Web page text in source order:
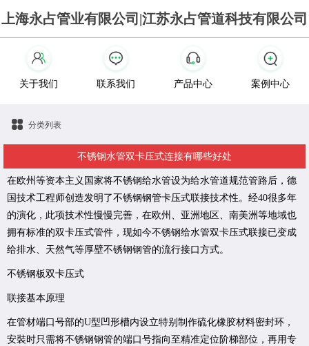
上海永占管业有限公司|江苏永占管道科技有限公司
关于我们 联系我们 产品中心 案例中心
分类列表
不锈钢水管双卡压式连接有哪些好处
在欧州等资本主义国家将不锈钢给水管设为给水管道规范管路后，德
国技术工程师创造发明了不锈钢钢管卡压式联接技术性。经40很多年
的演化，此项技术性慢慢完善，在欧州、亚洲地区、南美洲等地域也
拥有标准的双卡压式管件，现如今不锈钢给水管双卡压式联接已变成
给排水、天然气等厚壁不锈钢钢管的流行接口方式。
不锈钢板双卡压式
联接基本原理
在管材端口号部的U型凹形槽内设立特别制作硫化橡胶材料密封环，
安裝时只需将不锈钢钢管的端口号指向至精准定位阶梯部位，再用专